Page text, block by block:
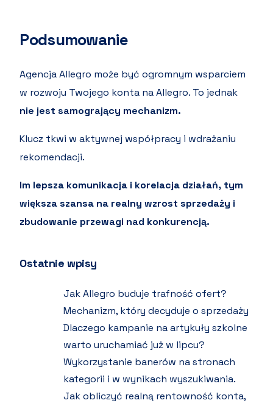
Podsumowanie
Agencja Allegro może być ogromnym wsparciem
w rozwoju Twojego konta na Allegro. To jednak
nie jest samogrający mechanizm.
Klucz tkwi w aktywnej współpracy i wdrażaniu
rekomendacji.
Im lepsza komunikacja i korelacja działań, tym
większa szansa na realny wzrost sprzedaży i
zbudowanie przewagi nad konkurencją.
Ostatnie wpisy
Jak Allegro buduje trafność ofert?
Mechanizm, który decyduje o sprzedaży
Dlaczego kampanie na artykuły szkolne
warto uruchamiać już w lipcu?
Wykorzystanie banerów na stronach
kategorii i w wynikach wyszukiwania.
Jak obliczyć realną rentowność konta,